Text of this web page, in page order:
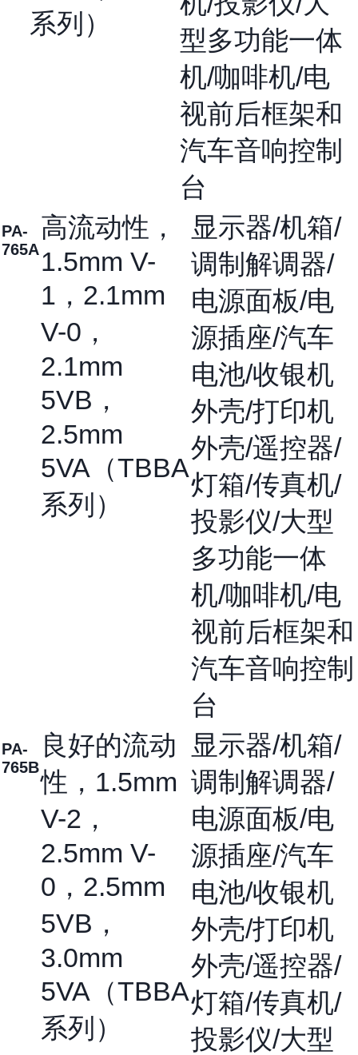
系列）
型多功能一体
机/咖啡机/电
视前后框架和
汽车音响控制
台
PA-
765A
高流动性，
1.5mm V-
1，2.1mm
V-0，
2.1mm
5VB，
2.5mm
5VA（TBBA
系列）
显示器/机箱/
调制解调器/
电源面板/电
源插座/汽车
电池/收银机
外壳/打印机
外壳/遥控器/
灯箱/传真机/
投影仪/大型
多功能一体
机/咖啡机/电
视前后框架和
汽车音响控制
台
PA-
765B
良好的流动
性，1.5mm
V-2，
2.5mm V-
0，2.5mm
5VB，
3.0mm
5VA（TBBA
系列）
显示器/机箱/
调制解调器/
电源面板/电
源插座/汽车
电池/收银机
外壳/打印机
外壳/遥控器/
灯箱/传真机/
投影仪/大型